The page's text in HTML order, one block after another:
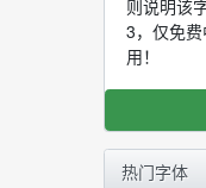
则说明该
3，仅免
用！
热门字体